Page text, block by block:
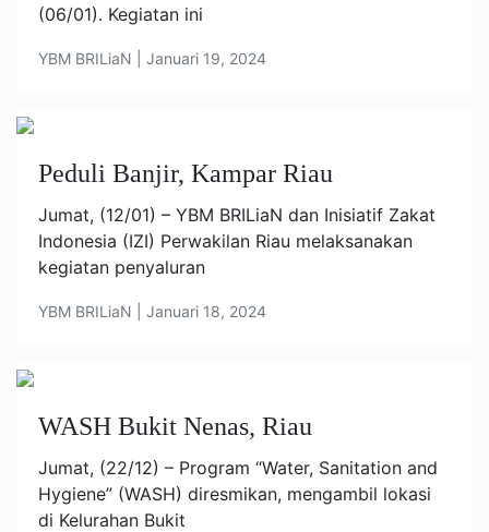
(06/01). Kegiatan ini
YBM BRILiaN | Januari 19, 2024
Peduli Banjir, Kampar Riau
Jumat, (12/01) – YBM BRILiaN dan Inisiatif Zakat
Indonesia (IZI) Perwakilan Riau melaksanakan
kegiatan penyaluran
YBM BRILiaN | Januari 18, 2024
WASH Bukit Nenas, Riau
Jumat, (22/12) – Program “Water, Sanitation and
Hygiene” (WASH) diresmikan, mengambil lokasi
di Kelurahan Bukit